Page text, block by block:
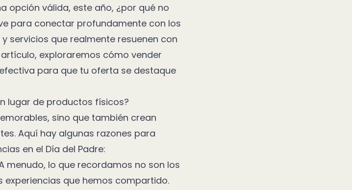
opción válida, este año, ¿por qué no
para conectar profundamente con los
servicios que realmente resuenen con
exploraremos cómo vender
para que tu oferta se destaque
lugar de productos físicos?
sino que también crean
Aquí hay algunas razones para
en el Día del Padre:
menudo, lo que recordamos no son los
experiencias que hemos compartido.